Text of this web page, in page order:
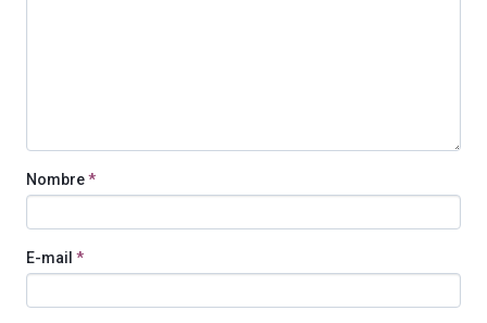
Nombre*
E-mail *